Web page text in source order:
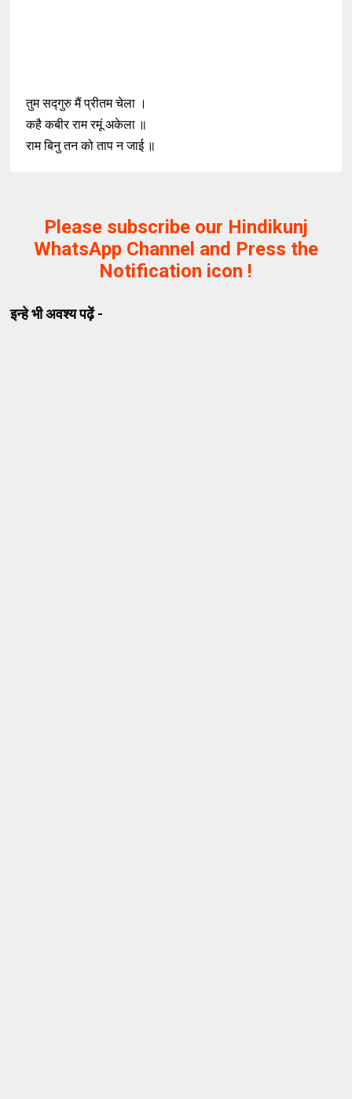
तुम सद्गुरु मैं प्रीतम चेला ।
कहै कबीर राम रमूं अकेला ॥
राम बिनु तन को ताप न जाई ॥
Please subscribe our Hindikunj
WhatsApp Channel and Press the
Notification icon !
इन्हे भी अवश्य पढ़ें -